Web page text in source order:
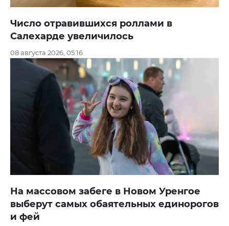
Число отравившихся роллами в
Салехарде увеличилось
08 августа 2026, 05:16
На массовом забеге в Новом Уренгое
выберут самых обаятельных единорогов
и фей